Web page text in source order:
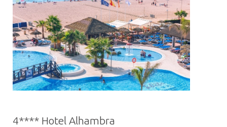
4**** Hotel Alhambra